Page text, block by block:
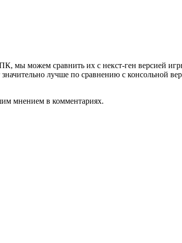
мы можем сравнить их с некст-ген версией
лучше по сравнению с консольной
мнением в комментариях.